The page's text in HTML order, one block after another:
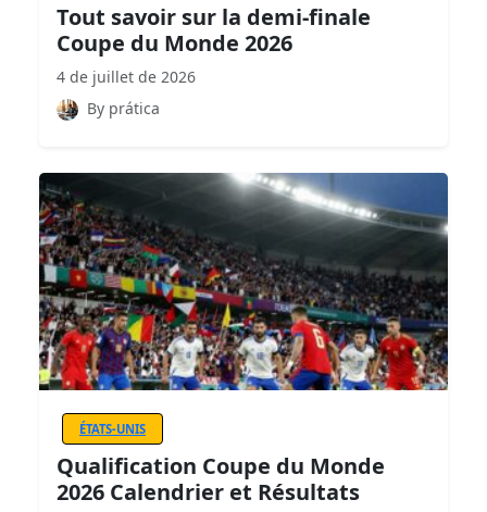
Tout savoir sur la demi-finale
Coupe du Monde 2026
4 de juillet de 2026
By prática
ÉTATS-UNIS
Qualification Coupe du Monde
2026 Calendrier et Résultats